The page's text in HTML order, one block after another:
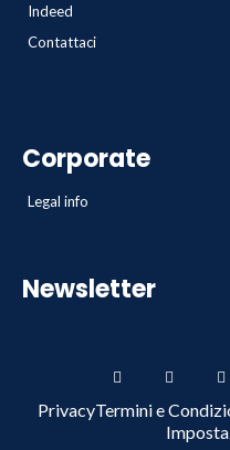
Indeed
Contattaci
Corporate
Legal info
Newsletter
PrivacyTermini e